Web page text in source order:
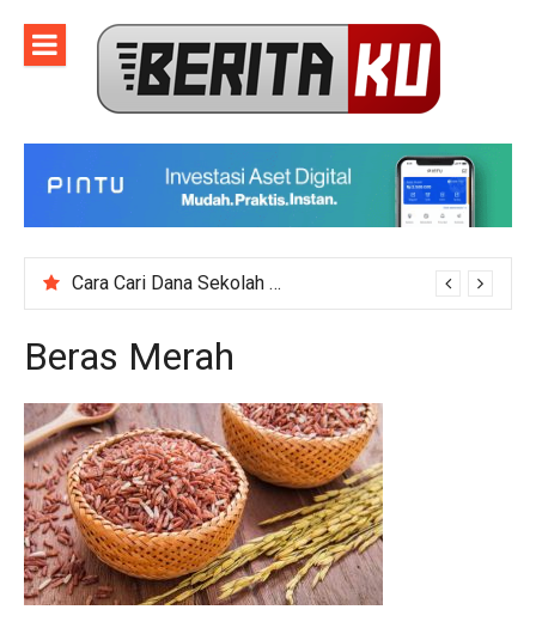
content
Cara Cari Dana Sekolah untuk Event Kegiatan Skala Besar
Beras Merah